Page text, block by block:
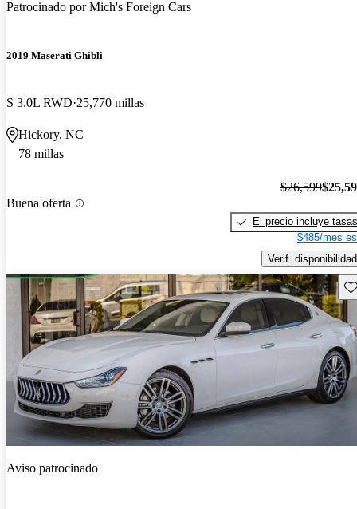
Patrocinado porMich's Foreign Cars
2019 Maserati Ghibli
S 3.0L RWD 25,770 millas
Hickory, NC
78 millas
Buena oferta
$26,599
El precio incluye tasas
$485/mes
Verif. disponibilidad
Aviso patrocinado